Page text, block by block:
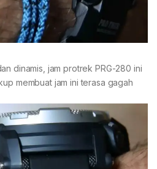
dinamis, jam protrek PRG-280 ini
membuat jam ini terasa gagah